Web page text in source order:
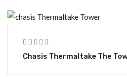
Chasis Thermaltake The